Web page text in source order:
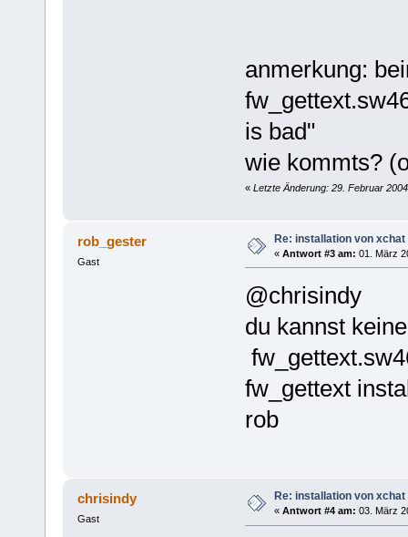
anmerkung:
is bad"
wie kommts?
« Letzte Änderung: 29. Februar
rob_gester
Gast
Re: installation von xchat
« Antwort #3 am: 01. März
@chrisindy
du kannst
fw_gettext
rob
chrisindy
Gast
Re: installation von xchat
« Antwort #4 am: 03. März